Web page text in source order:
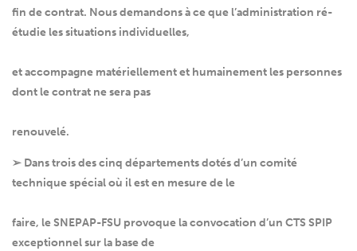
fin de contrat. Nous demandons à ce que l’administration ré-
étudie les situations individuelles,
et accompagne matériellement et humainement les personnes
dont le contrat ne sera pas
renouvelé.
➢ Dans trois des cinq départements dotés d’un comité
technique spécial où il est en mesure de le
faire, le SNEPAP-FSU provoque la convocation d’un CTS SPIP
exceptionnel sur la base de